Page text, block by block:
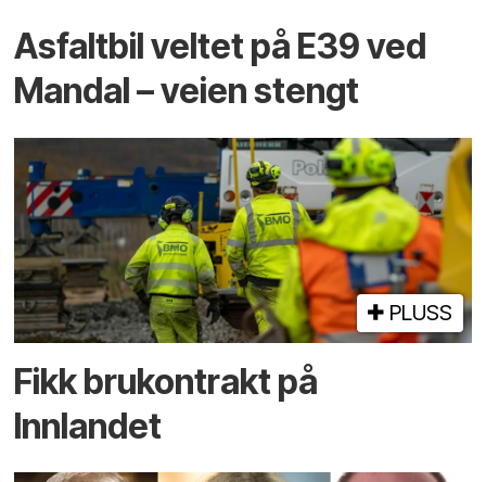
Asfaltbil veltet på E39 ved
Mandal – veien stengt
PLUSS
Fikk brukontrakt på
Innlandet